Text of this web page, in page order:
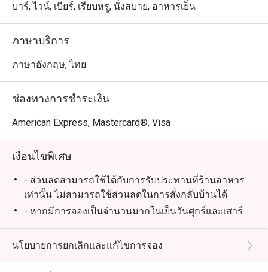
บาร์, ไวน์, เบียร์, เรียบหรู, นั่งสบาย, อาหารเย็น
ภาษาบริการ
ภาษาอังกฤษ, ไทย
ช่องทางการชำระเงิน
American Express, Mastercard®, Visa
เงื่อนไขพิเศษ
- ส่วนลดสามารถใช้ได้กับการรับประทานที่ร้านอาหาร
เท่านั้น ไม่สามารถใช้ส่วนลดในการสั่งกลับบ้านได้
- หากมีการจองเป็นจำนวนมากในเย็นวันศุกร์และเสาร์
ท่านอาจต้องรอการจัดที่นั่งประมาณ 2-3 นาที
นโยบายการยกเลิกและแก้ไขการจอง